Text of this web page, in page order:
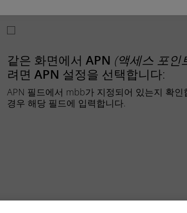
같은 화면에서 APN (액세스 포인
려면 APN 설정을 선택합니다:
APN 필드에서 mbb가 지정되어 있는지 확인
경우 해당 필드에 입력합니다.